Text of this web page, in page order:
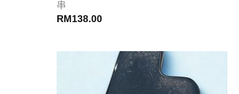
串
RM138.00